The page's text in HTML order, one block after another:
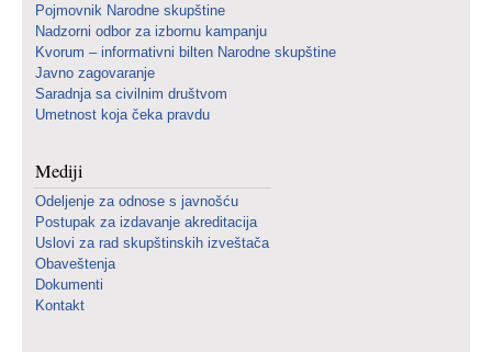
Pojmovnik Narodne skupštine
Nadzorni odbor za izbornu kampanju
Kvorum – informativni bilten Narodne skupštine
Javno zagovaranje
Saradnja sa civilnim društvom
Umetnost koja čeka pravdu
Mediji
Odeljenje za odnose s javnošću
Postupak za izdavanje akreditacija
Uslovi za rad skupštinskih izveštača
Obaveštenja
Dokumenti
Kontakt